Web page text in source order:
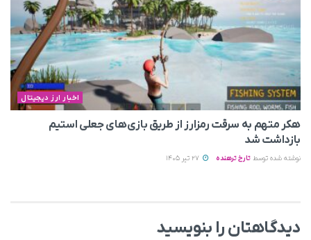
اخبار ارز دیجیتال
هکر متهم به سرقت رمزارز از طریق بازی‌های جعلی استیم
بازداشت شد
نوشته شده توسط تارخ ترهنده
دیدگاهتان را بنویسید